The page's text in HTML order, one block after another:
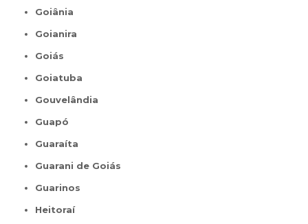
Goiânia
Goianira
Goiás
Goiatuba
Gouvelândia
Guapó
Guaraíta
Guarani de Goiás
Guarinos
Heitoraí